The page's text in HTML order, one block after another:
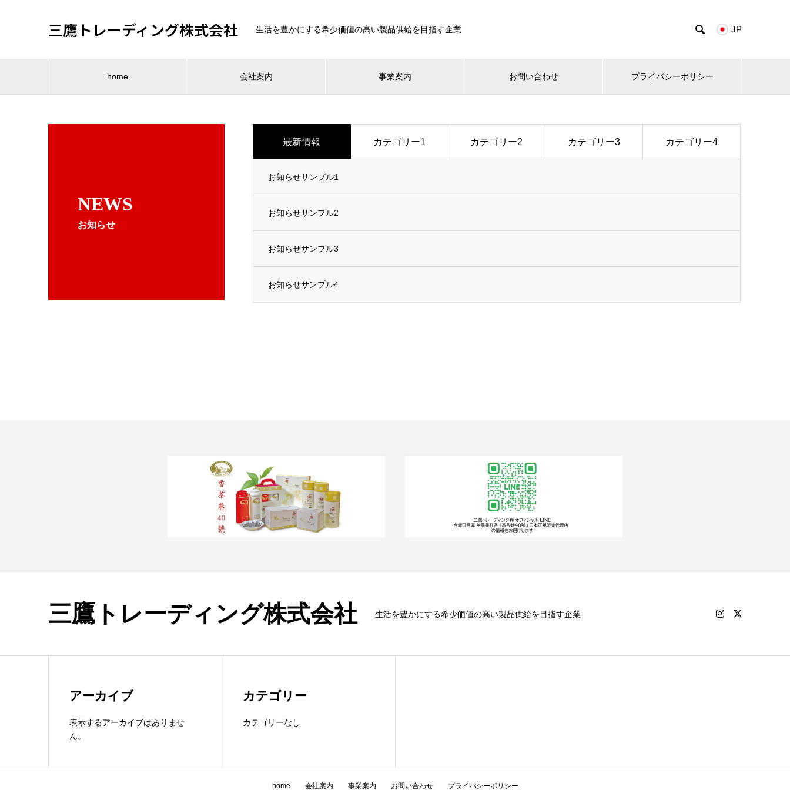
三鷹トレーディング株式会社 生活を豊かにする希少価値の高い製品供給を目指す企業  JP
home 会社案内 事業案内 お問い合わせ プライバシーポリシー
NEWS
お知らせ
最新情報 カテゴリー1 カテゴリー2 カテゴリー3 カテゴリー4
お知らせサンプル1
お知らせサンプル2
お知らせサンプル3
お知らせサンプル4
三鷹トレーディング株式会社 生活を豊かにする希少価値の高い製品供給を目指す企業
アーカイブ
表示するアーカイブはありませ
ん。
カテゴリー
カテゴリーなし
home 会社案内 事業案内 お問い合わせ プライバシーポリシー